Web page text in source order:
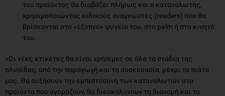
του προϊόντος θα διαβάζει πλήρως και ο καταναλωτής,
χρησιμοποιώντας ειδικούς αναγνώστες (readers) που θα
βρίσκονται στο «έξυπνο» ψυγείο του, στο palm ή στο κινητό
του.
«Οι νέες ετικέτες θα είναι χρήσιμες σε όλα τα στάδια της
αλυσίδας, από την παραγωγή και τη συσκευασία, μέχρι το πιάτο
μας. Θα αυξήσουν την εμπιστοσύνη των καταναλωτών στα
προϊόντα που αγοράζουν, θα διευκολύνουν τη διανομή και το